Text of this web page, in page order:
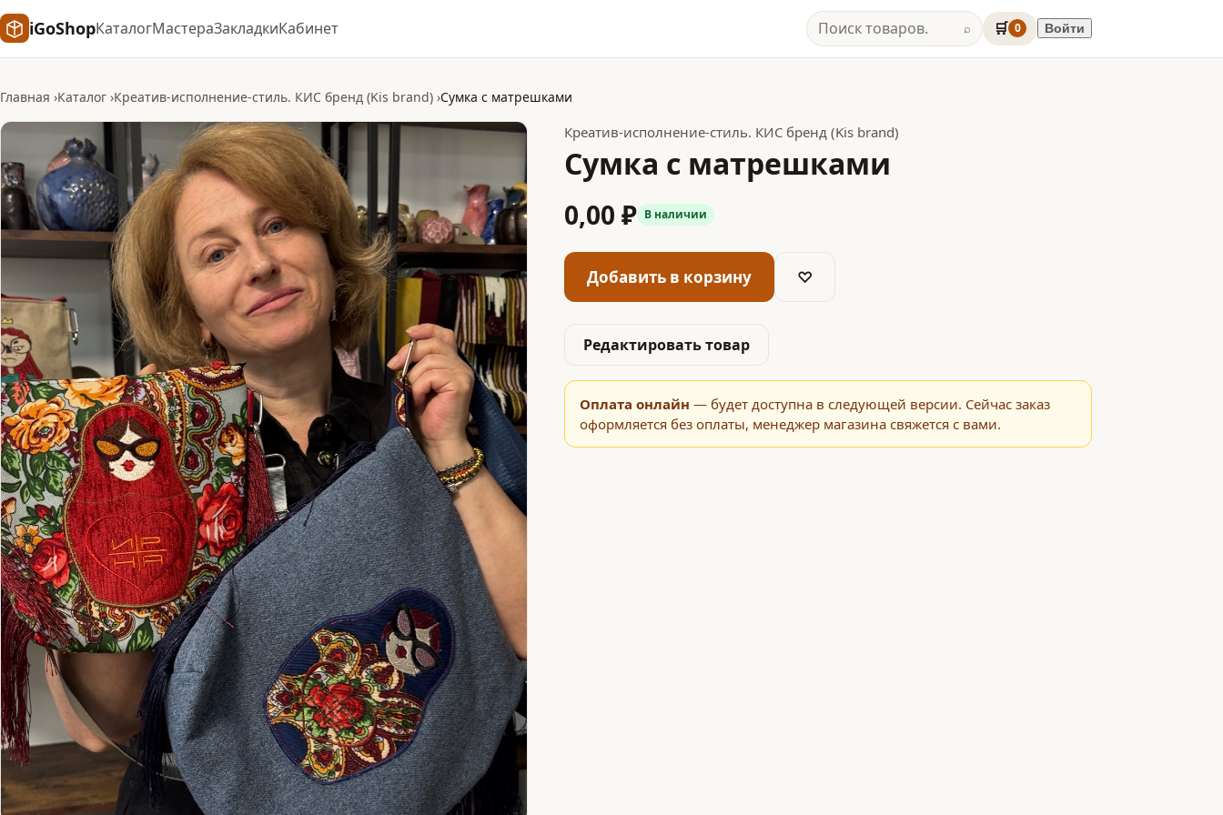
iGoShopКаталогМастераЗакладкиКабинет ⌕ 🛒 0 Войти
Главная Каталог Креатив-исполнение-стиль. КИС бренд (Kis brand) Сумка с матрешками
Креатив-исполнение-стиль. КИС бренд (Kis brand)
Сумка с матрешками
0,00 ₽ В наличии
Добавить в корзину ♡
Редактировать товар
Оплата онлайн — будет доступна в следующей версии. Сейчас заказ
оформляется без оплаты, менеджер магазина свяжется с вами.